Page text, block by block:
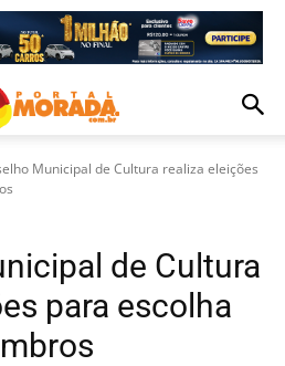
Municipal de Cultura realiza eleições
de Cultura
para escolha